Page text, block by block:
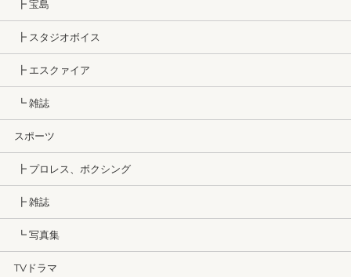
┣ 宝島
┣ スタジオボイス
┣ エスクァイア
┗ 雑誌
スポーツ
┣ プロレス、ボクシング
┣ 雑誌
┗ 写真集
TVドラマ